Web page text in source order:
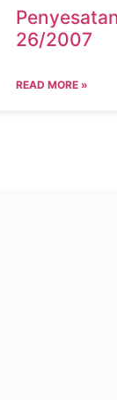
26/2007
READ MORE »